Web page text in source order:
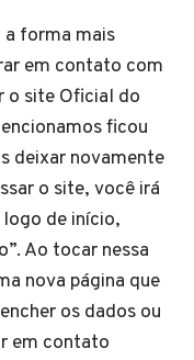
forma mais
em contato com
o site Oficial do
ficou
deixar novamente
o site, você irá
de início,
Ao tocar nessa
nova página que
os dados ou
em contato